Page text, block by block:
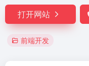
打开网站
前端开发